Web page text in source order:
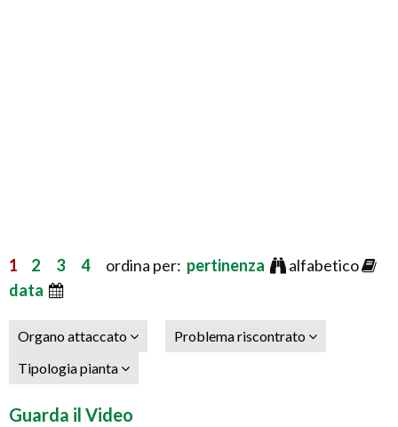
1 2 3 4ordina per: pertinenza
alfabetico
data
Organo attaccato
Problema riscontrato
Tipologia pianta
Guarda il Video